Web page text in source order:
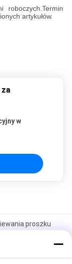
artykułów.
za
w
proszku
z 1-5